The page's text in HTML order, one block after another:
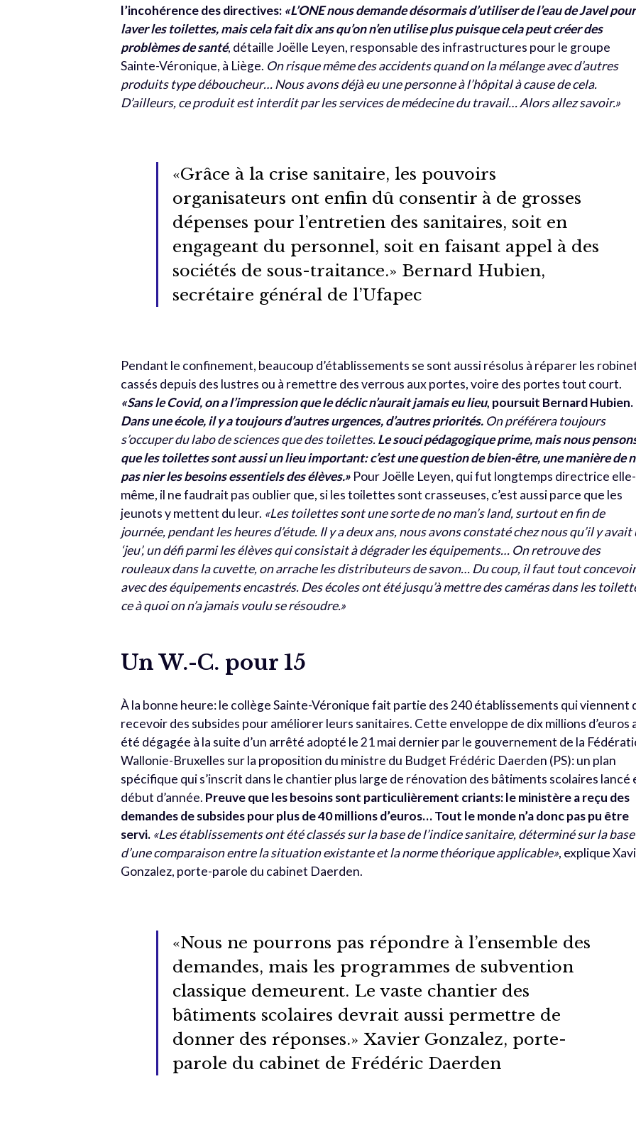
l’incohérence des directives: «L’ONE nous demande désormais d’utiliser de l’eau de Javel pour
laver les toilettes, mais cela fait dix ans qu’on n’en utilise plus puisque cela peut créer des
problèmes de santé, détaille Joëlle Leyen, responsable des infrastructures pour le groupe
Sainte-Véronique, à Liège. On risque même des accidents quand on la mélange avec d’autres
produits type déboucheur… Nous avons déjà eu une personne à l’hôpital à cause de cela.
D’ailleurs, ce produit est interdit par les services de médecine du travail… Alors allez savoir.»
«Grâce à la crise sanitaire, les pouvoirs
organisateurs ont enfin dû consentir à de grosses
dépenses pour l’entretien des sanitaires, soit en
engageant du personnel, soit en faisant appel à des
sociétés de sous-traitance.» Bernard Hubien,
secrétaire général de l’Ufapec
Pendant le confinement, beaucoup d’établissements se sont aussi résolus à réparer les
cassés depuis des lustres ou à remettre des verrous aux portes, voire des portes tout court.
«Sans le Covid, on a l’impression que le déclic n’aurait jamais eu lieu, poursuit Bernard Hubien.
Dans une école, il y a toujours d’autres urgences, d’autres priorités. On préférera toujours
s’occuper du labo de sciences que des toilettes.Le souci pédagogique prime, mais nous
que les toilettes sont aussi un lieu important: c’est une question de bien-être, une manière de
pas nier les besoins essentiels des élèves.» Pour Joëlle Leyen, qui fut longtemps directrice elle-
même, il ne faudrait pas oublier que, si les toilettes sont crasseuses, c’est aussi parce que les
jeunots y mettent du leur. «Les toilettes sont une sorte de no man’s land, surtout en fin de
journée, pendant les heures d’étude. Il y a deux ans, nous avons constaté chez nous qu’il y avait
‘jeu’, un défi parmi les élèves qui consistait à dégrader les équipements… On retrouve des
rouleaux dans la cuvette, on arrache les distributeurs de savon… Du coup, il faut tout
avec des équipements encastrés. Des écoles ont été jusqu’à mettre des caméras dans les
ce à quoi on n’a jamais voulu se résoudre.»
Un W.-C. pour 15
À la bonne heure: le collège Sainte-Véronique fait partie des 240 établissements qui viennent
recevoir des subsides pour améliorer leurs sanitaires. Cette enveloppe de dix millions d’euros
été dégagée à la suite d’un arrêté adopté le 21 mai dernier par le gouvernement de la
Wallonie-Bruxelles sur la proposition du ministre du Budget Frédéric Daerden (PS): un plan
spécifique qui s’inscrit dans le chantier plus large de rénovation des bâtiments scolaires lancé
début d’année. Preuve que les besoins sont particulièrement criants: le ministère a reçu des
demandes de subsides pour plus de 40 millions d’euros… Tout le monde n’a donc pas pu être
servi. «Les établissements ont été classés sur la base de l’indice sanitaire, déterminé sur la base
d’une comparaison entre la situation existante et la norme théorique applicable», explique
Gonzalez, porte-parole du cabinet Daerden.
«Nous ne pourrons pas répondre à l’ensemble des
demandes, mais les programmes de subvention
classique demeurent. Le vaste chantier des
bâtiments scolaires devrait aussi permettre de
donner des réponses.» Xavier Gonzalez, porte-
parole du cabinet de Frédéric Daerden